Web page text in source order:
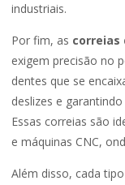
industriais.
Por fim, as correias
exigem precisão no
dentes que se
deslizes e
Essas correias são
e máquinas CNC,
Além disso, cada